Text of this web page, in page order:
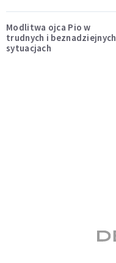
Modlitwa ojca Pio w
trudnych i beznadziejnych
sytuacjach